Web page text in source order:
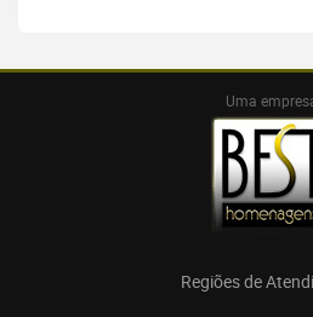
Uma
Regiões de